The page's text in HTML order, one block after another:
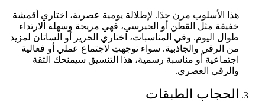
هذا الأسلوب مرن جدًا. لإطلالة يومية عصرية، اختاري أقمشة
خفيفة مثل القطن أو الجيرسي، فهي مريحة وسهلة الارتداء
طوال اليوم. وفي المناسبات، اختاري الحرير أو الساتان لمزيد
من الرقي والجاذبية. سواء توجهتِ لاجتماع عملي أو فعالية
اجتماعية أو مناسبة رسمية، هذا التنسيق سيمنحك الثقة
والرقي العصري.
الحجاب الطبقات